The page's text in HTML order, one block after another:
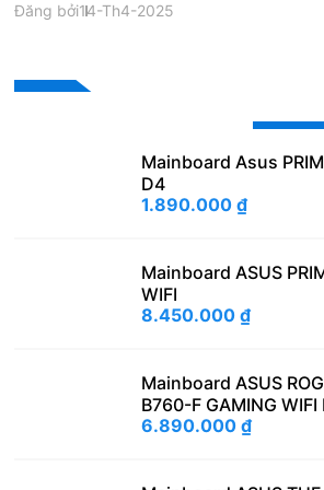
Đăng bởi14-Th4-2025
Mainboard Asus
D4
1.890.000 ₫
Mainboard ASUS
WIFI
8.450.000 ₫
Mainboard ASUS
B760-F GAMING WIFI
6.890.000 ₫